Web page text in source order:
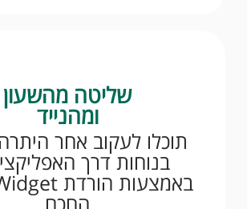
שליטה מהשעון
ומהנייד
תוכלו לעקוב אחר
בנוחות דרך
החכם